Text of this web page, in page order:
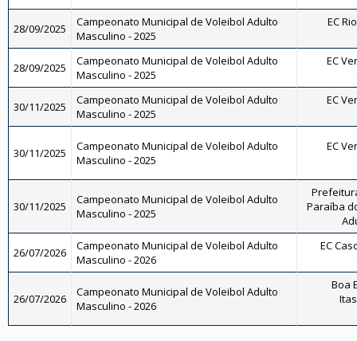
28/09/2025
Campeonato Municipal de Voleibol Adulto
Masculino - 2025
EC
28/09/2025
Campeonato Municipal de Voleibol Adulto
Masculino - 2025
EC
30/11/2025
Campeonato Municipal de Voleibol Adulto
Masculino - 2025
EC
30/11/2025
Campeonato Municipal de Voleibol Adulto
Masculino - 2025
EC
30/11/2025
Campeonato Municipal de Voleibol Adulto
Masculino - 2025
Paraíba
26/07/2026
Campeonato Municipal de Voleibol Adulto
Masculino - 2026
EC
26/07/2026
Campeonato Municipal de Voleibol Adulto
Masculino - 2026
Boa